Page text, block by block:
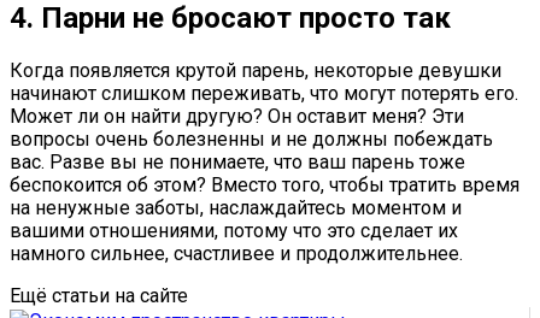
4. Парни не бросают просто так
Когда появляется крутой парень, некоторые девушки
начинают слишком переживать, что могут потерять его.
Может ли он найти другую? Он оставит меня? Эти
вопросы очень болезненны и не должны побеждать
вас. Разве вы не понимаете, что ваш парень тоже
беспокоится об этом? Вместо того, чтобы тратить время
на ненужные заботы, наслаждайтесь моментом и
вашими отношениями, потому что это сделает их
намного сильнее, счастливее и продолжительнее.
Ещё статьи на сайте